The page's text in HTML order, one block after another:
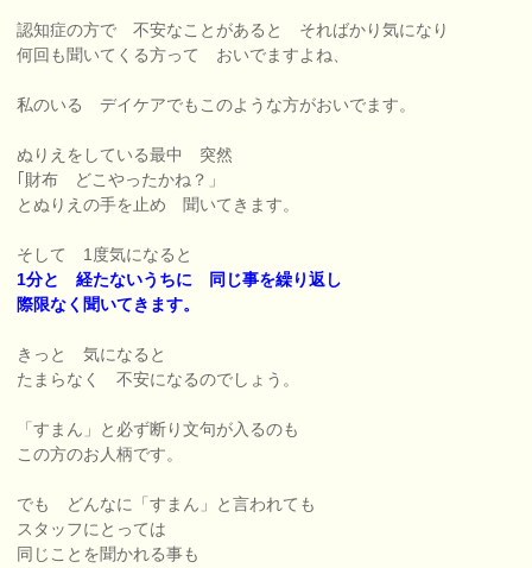
認知症の方で 不安なことがあると そればかり気になり
何回も聞いてくる方って おいでますよね、
私のいる デイケアでもこのような方がおいでます。
ぬりえをしている最中 突然
｢財布 どこやったかね？」
とぬりえの手を止め 聞いてきます。
そして 1度気になると
1分と 経たないうちに 同じ事を繰り返し
際限なく聞いてきます。
きっと 気になると
たまらなく 不安になるのでしょう。
「すまん」と必ず断り文句が入るのも
この方のお人柄です。
でも どんなに「すまん」と言われても
スタッフにとっては
同じことを聞かれる事も